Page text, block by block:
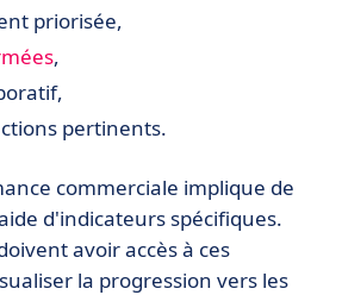
priorisée,
,
pertinents.
commerciale implique de
d'indicateurs spécifiques.
avoir accès à ces
la progression vers les